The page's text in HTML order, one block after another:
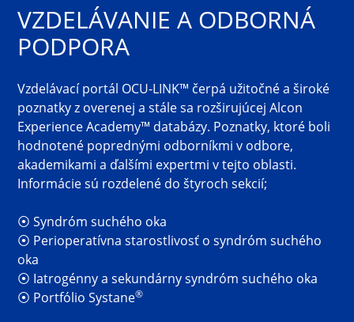
VZDELÁVANIE A ODBORNÁ
PODPORA
Vzdelávací portál OCU-LINK™ čerpá užitočné a široké
poznatky z overenej a stále sa rozširujúcej Alcon
Experience Academy™ databázy. Poznatky, ktoré boli
hodnotené poprednými odborníkmi v odbore,
akademikami a ďalšími expertmi v tejto oblasti.
Informácie sú rozdelené do štyroch sekcií;
⦿ Syndróm suchého oka
⦿ Perioperatívna starostlivosť o syndróm suchého
oka
⦿ Iatrogénny a sekundárny syndróm suchého oka
⦿ Portfólio Systane®